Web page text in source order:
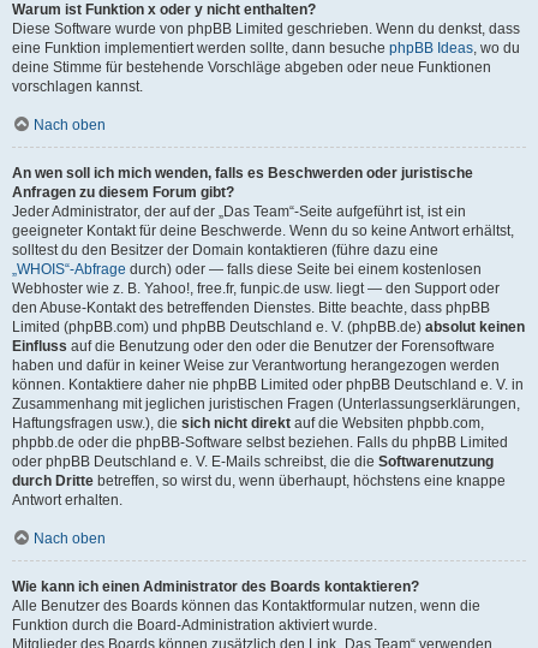
Warum ist Funktion x oder y nicht enthalten?
Diese Software wurde von phpBB Limited geschrieben. Wenn du denkst, dass
eine Funktion implementiert werden sollte, dann besuche phpBB Ideas, wo du
deine Stimme für bestehende Vorschläge abgeben oder neue Funktionen
vorschlagen kannst.
Nach oben
An wen soll ich mich wenden, falls es Beschwerden oder juristische
Anfragen zu diesem Forum gibt?
Jeder Administrator, der auf der „Das Team“-Seite aufgeführt ist, ist ein
geeigneter Kontakt für deine Beschwerde. Wenn du so keine Antwort erhältst,
solltest du den Besitzer der Domain kontaktieren (führe dazu eine
„WHOIS“-Abfrage durch) oder — falls diese Seite bei einem kostenlosen
Webhoster wie z. B. Yahoo!, free.fr, funpic.de usw. liegt — den Support oder
den Abuse-Kontakt des betreffenden Dienstes. Bitte beachte, dass phpBB
Limited (phpBB.com) und phpBB Deutschland e. V. (phpBB.de) absolut keinen
Einfluss auf die Benutzung oder den oder die Benutzer der Forensoftware
haben und dafür in keiner Weise zur Verantwortung herangezogen werden
können. Kontaktiere daher nie phpBB Limited oder phpBB Deutschland e. V. in
Zusammenhang mit jeglichen juristischen Fragen (Unterlassungserklärungen,
Haftungsfragen usw.), die sich nicht direkt auf die Websiten phpbb.com,
phpbb.de oder die phpBB-Software selbst beziehen. Falls du phpBB Limited
oder phpBB Deutschland e. V. E-Mails schreibst, die die Softwarenutzung
durch Dritte betreffen, so wirst du, wenn überhaupt, höchstens eine knappe
Antwort erhalten.
Nach oben
Wie kann ich einen Administrator des Boards kontaktieren?
Alle Benutzer des Boards können das Kontaktformular nutzen, wenn die
Funktion durch die Board-Administration aktiviert wurde.
Mitglieder des Boards können zusätzlich den Link „Das Team“ verwenden.